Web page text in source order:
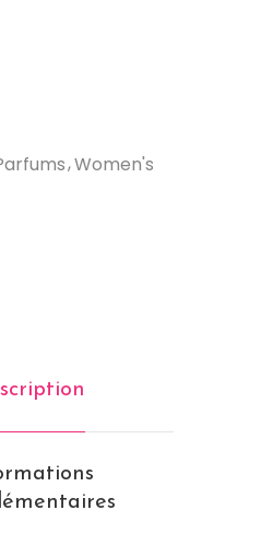
Women's